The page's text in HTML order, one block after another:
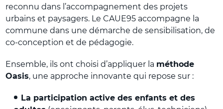
reconnu dans l’accompagnement des projets
urbains et paysagers. Le CAUE95 accompagne la
commune dans une démarche de sensibilisation, de
co-conception et de pédagogie.
Ensemble, ils ont choisi d’appliquer la méthode
Oasis, une approche innovante qui repose sur :
La participation active des enfants et des